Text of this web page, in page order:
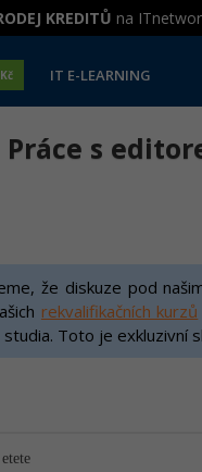
KREDITŮ na
IT E-LEARNING
Práce s
že diskuze pod
rekvalifikačních kurzů
studia. Toto je exkluzivní
etete